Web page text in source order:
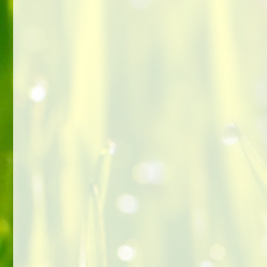
Храм-кладенец край с.
Мегалитният храм-кладенец край
запазени подобни обекти в световен
Към есента на 2023г. се изгражда